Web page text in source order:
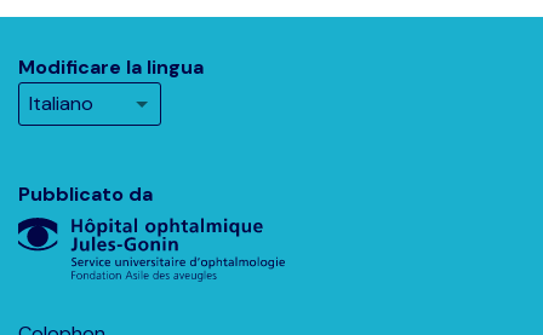
Pubblicato da
Modificare la lingua